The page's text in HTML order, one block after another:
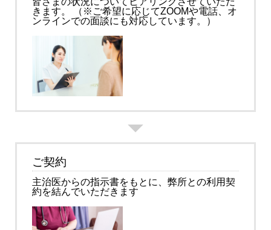
きます。 （※ご希望に応じてZOOMや電話、オ
ンラインでの面談にも対応しています。）
ご契約
主治医からの指示書をもとに、弊所との利用契
約を結んでいただきます